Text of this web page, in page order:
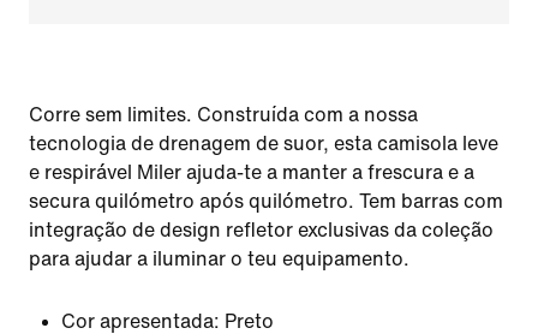
Corre sem limites. Construída com a nossa
tecnologia de drenagem de suor, esta camisola leve
e respirável Miler ajuda-te a manter a frescura e a
secura quilómetro após quilómetro. Tem barras com
integração de design refletor exclusivas da coleção
para ajudar a iluminar o teu equipamento.
Cor apresentada: Preto